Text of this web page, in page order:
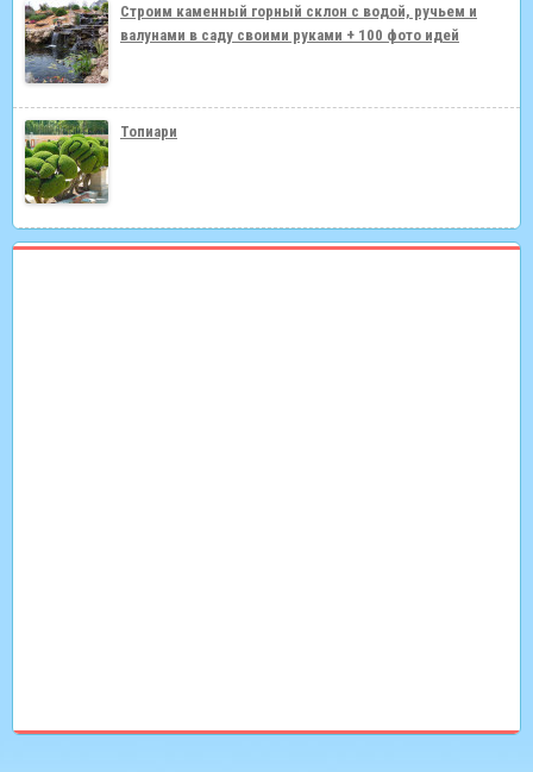
Строим каменный горный склон с водой, ручьем и
валунами в саду своими руками + 100 фото идей
Топиари